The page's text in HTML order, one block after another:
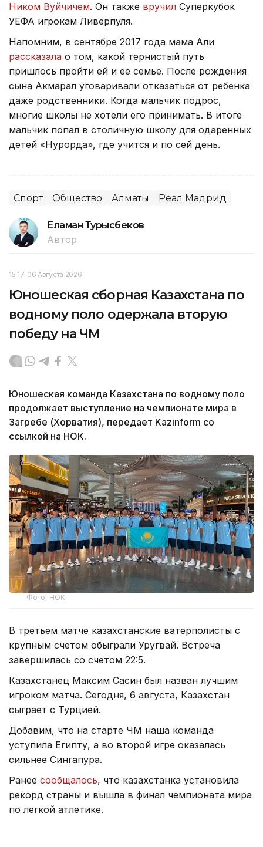
Ником Вуйчичем. Он также вручил Суперкубок
УЕФА игрокам Ливерпуля.
Напомним, в сентябре 2017 года мама Али
рассказала о том, какой тернистый путь
пришлось пройти ей и ее семье. После рождения
сына Акмарал уговаривали отказаться от ребенка
даже родственники. Когда мальчик подрос,
многие школы не хотели его принимать. В итоге
мальчик попал в столичную школу для одаренных
детей «Нурорда», где учится и по сей день.
Спорт Общество Алматы Реал Мадрид
Еламан Турысбеков
Автор
15:17, 06 Августа 2026
Юношеская сборная Казахстана по
водному поло одержала вторую
победу на ЧМ
Юношеская команда Казахстана по водному поло
продолжает выступление на чемпионате мира в
Загребе (Хорватия), передает Kazinform со
ссылкой на НОК.
Фото: НОК
В третьем матче казахстанские ватерполисты с
крупным счетом обыграли Уругвай. Встреча
завершилась со счетом 22:5.
Казахстанец Максим Сасин был назван лучшим
игроком матча. Сегодня, 6 августа, Казахстан
сыграет с Турцией.
Добавим, что на старте ЧМ наша команда
уступила Египту, а во второй игре оказалась
сильнее Сингапура.
Ранее сообщалось, что казахстанка установила
рекорд страны и вышла в финал чемпионата мира
по легкой атлетике.